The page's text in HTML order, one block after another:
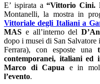
E’ ispirata a“Vittorio Cini.
Montanelli, la mostra in
Vittoriale degli Italiani a
MAS e all’interno del D’A
dopo i musei di San
Ferrara), con esposte una
contemporanei, italiani ed
Marco di Capua e in
l’evento.